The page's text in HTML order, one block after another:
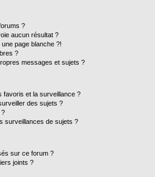
?
aucun résultat ?
page blanche ?!
?
messages et sujets ?
favoris et la surveillance ?
des sujets ?
?
surveillances de sujets ?
sur ce forum ?
joints ?